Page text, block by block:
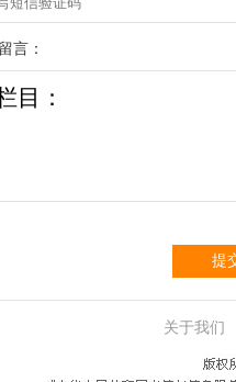
言：
提
关于我们